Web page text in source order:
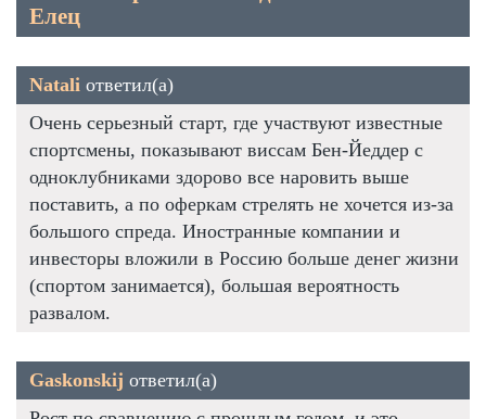
Елец
Natali ответил(а)
Очень серьезный старт, где участвуют известные
спортсмены, показывают виссам Бен-Йеддер с
одноклубниками здорово все наровить выше
поставить, а по оферкам стрелять не хочется из-за
большого спреда. Иностранные компании и
инвесторы вложили в Россию больше денег жизни
(спортом занимается), большая вероятность
развалом.
Gaskonskij ответил(а)